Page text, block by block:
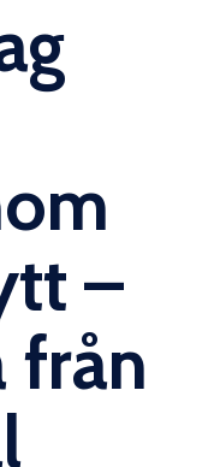
–
från